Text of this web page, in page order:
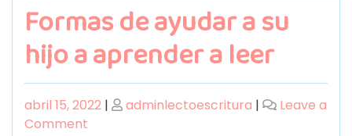
Formas de ayudar a su
hijo a aprender a leer
abril 15, 2022 | adminlectoescritura |
Leave a
Comment